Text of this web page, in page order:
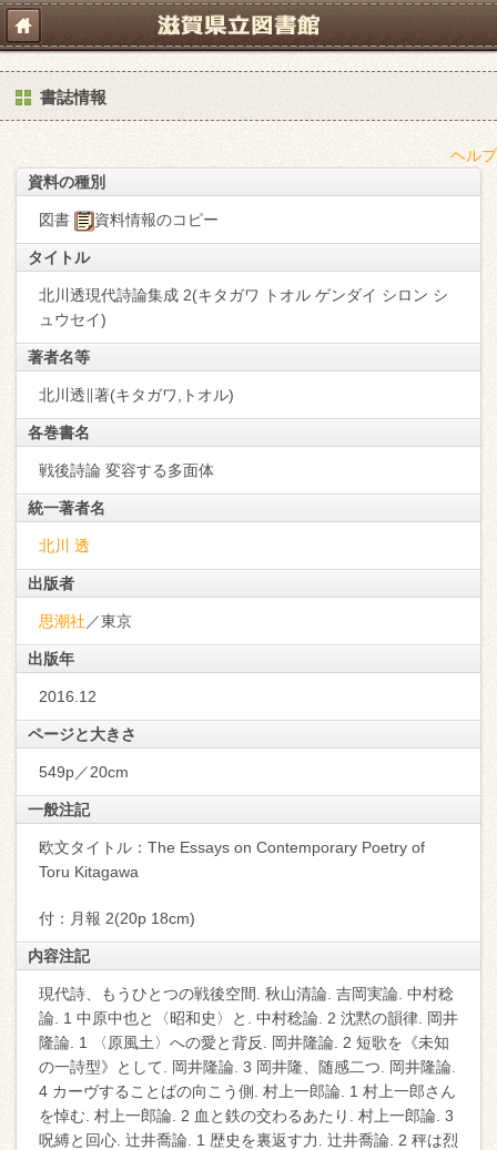
書誌情報
ヘルプ
資料の種別
図書 資料情報のコピー
タイトル
北川透現代詩論集成 2(キタガワ トオル ゲンダイ シロン シ
ュウセイ)
著者名等
北川透∥著(キタガワ,トオル)
各巻書名
戦後詩論 変容する多面体
統一著者名
北川 透
出版者
思潮社 ／東京
出版年
2016.12
ページと大きさ
549p／20cm
一般注記
欧文タイトル：The Essays on Contemporary Poetry of
Toru Kitagawa
付：月報 2(20p 18cm)
内容注記
現代詩、もうひとつの戦後空間. 秋山清論. 吉岡実論. 中村稔
論. 1 中原中也と〈昭和史〉と. 中村稔論. 2 沈黙の韻律. 岡井
隆論. 1 〈原風土〉への愛と背反. 岡井隆論. 2 短歌を《未知
の一詩型》として. 岡井隆論. 3 岡井隆、随感二つ. 岡井隆論.
4 カーヴすることばの向こう側. 村上一郎論. 1 村上一郎さん
を悼む. 村上一郎論. 2 血と鉄の交わるあたり. 村上一郎論. 3
呪縛と回心. 辻井喬論. 1 歴史を裏返す力. 辻井喬論. 2 秤は烈